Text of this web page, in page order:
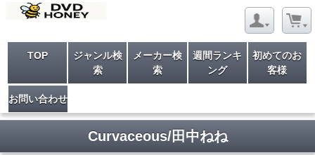
TOP
ジャンル検
索
メーカー検
索
週間ランキ
ング
初めてのお
客様
お問い合わせ
Curvaceous/田中ねね